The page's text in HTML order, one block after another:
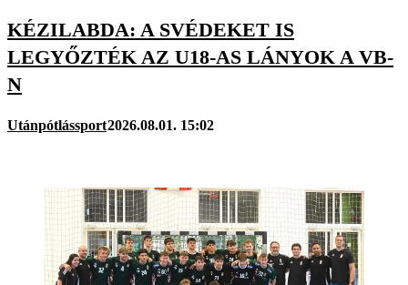
KÉZILABDA: A SVÉDEKET IS
LEGYŐZTÉK AZ U18-AS LÁNYOK A VB-
N
Utánpótlássport2026.08.01. 15:02